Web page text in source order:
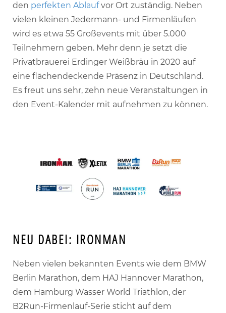
den perfekten Ablaufvor Ort zuständig. Neben
vielen kleinen Jedermann- und Firmenläufen
wird es etwa 55 Großevents mit über 5.000
Teilnehmern geben. Mehr denn je setzt die
Privatbrauerei Erdinger Weißbräu in 2020 auf
eine flächendeckende Präsenz in Deutschland.
Es freut uns sehr, zehn neue Veranstaltungen in
den Event-Kalender mit aufnehmen zu können.
NEU DABEI: IRONMAN
Neben vielen bekannten Events wie dem BMW
Berlin Marathon, dem HAJ Hannover Marathon,
dem Hamburg Wasser World Triathlon, der
B2Run-Firmenlauf-Serie sticht auf dem